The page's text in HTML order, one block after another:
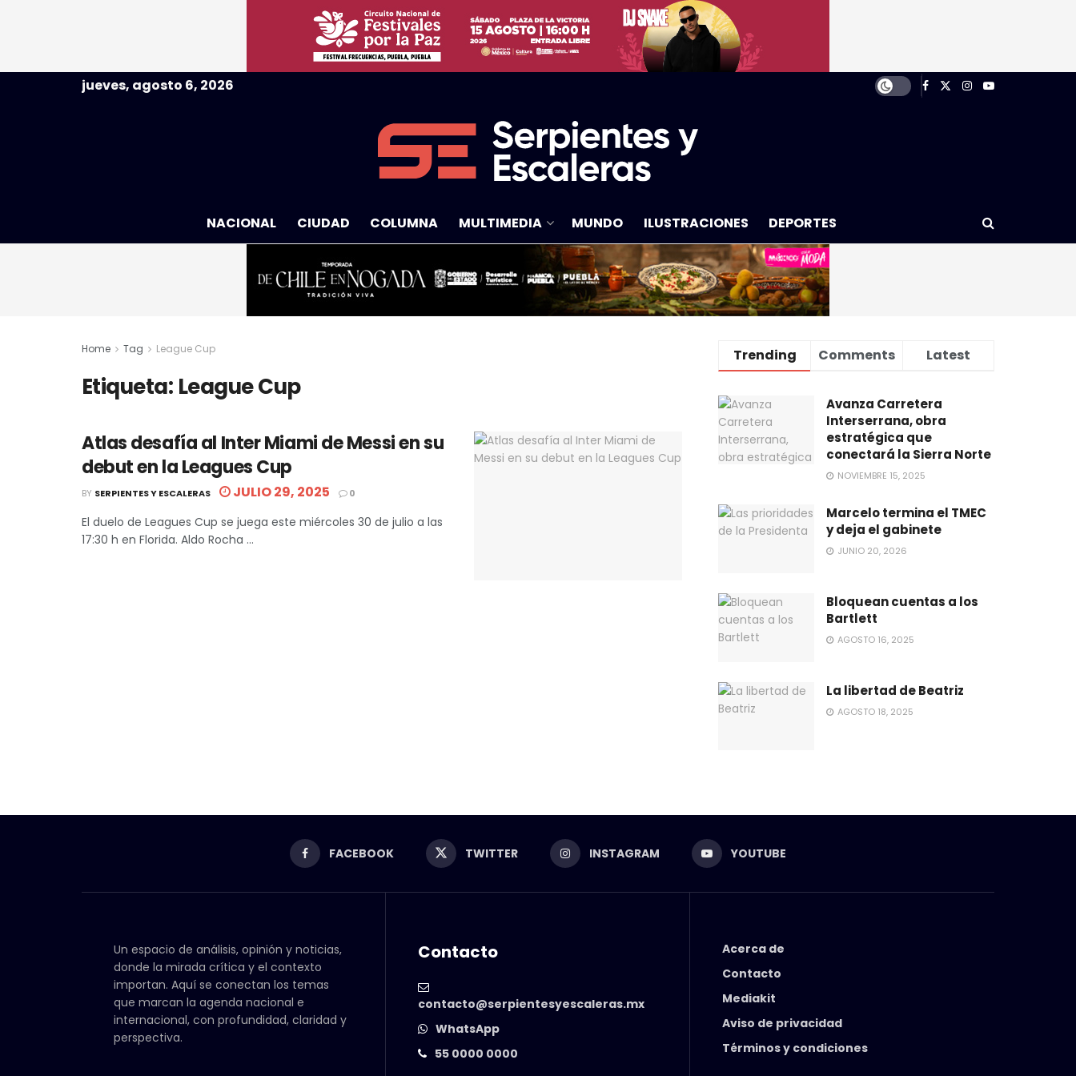
jueves, agosto 6, 2026
NACIONAL CIUDAD COLUMNA MULTIMEDIA MUNDO ILUSTRACIONES DEPORTES
Home Tag League Cup
Etiqueta: League Cup
Atlas desafía al Inter Miami de Messi en su
debut en la Leagues Cup
BY SERPIENTES Y ESCALERAS JULIO 29, 2025 0
El duelo de Leagues Cup se juega este miércoles 30 de julio a las
17:30 h en Florida. Aldo Rocha ...
Trending Comments Latest
Avanza Carretera
Interserrana, obra
estratégica que
conectará la Sierra Norte
NOVIEMBRE 15, 2025
Marcelo termina el TMEC
y deja el gabinete
JUNIO 20, 2026
Bloquean cuentas a los
Bartlett
AGOSTO 16, 2025
La libertad de Beatriz
AGOSTO 18, 2025
FACEBOOK TWITTER INSTAGRAM YOUTUBE
Un espacio de análisis, opinión y noticias,
donde la mirada crítica y el contexto
importan. Aquí se conectan los temas
que marcan la agenda nacional e
internacional, con profundidad, claridad y
perspectiva.
Contacto
contacto@serpientesyescaleras.mx
WhatsApp
55 0000 0000
Acerca de
Contacto
Mediakit
Aviso de privacidad
Términos y condiciones